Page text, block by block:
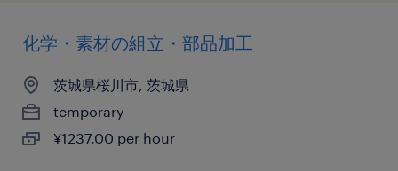
化学・素材の組立・部品加工
茨城県桜川市, 茨城県
temporary
¥1237.00 per hour